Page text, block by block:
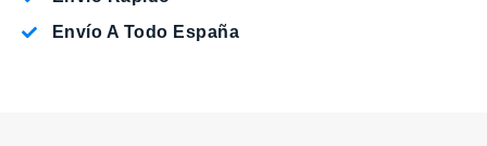
Envío A Todo España